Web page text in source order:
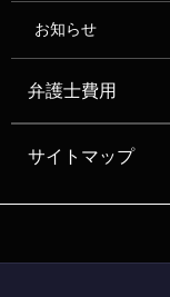
お知らせ
弁護士費用
サイトマップ